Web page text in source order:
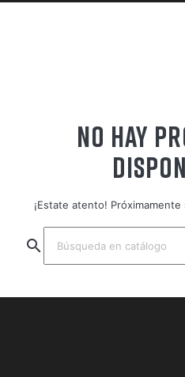
NO HAY
¡Estate atento!
search